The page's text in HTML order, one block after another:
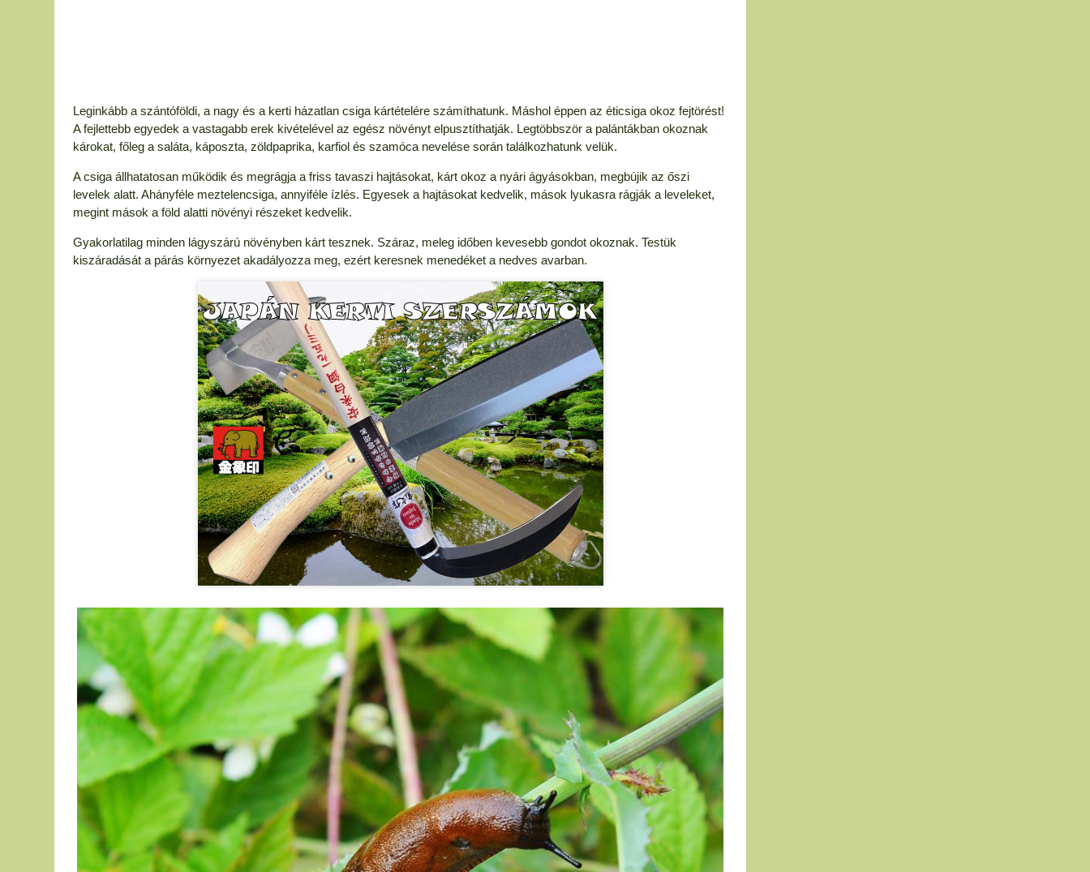
Leginkább a szántóföldi, a nagy és a kerti házatlan csiga kártételére számíthatunk. Máshol éppen az éticsiga okoz fejtörést!
A fejlettebb egyedek a vastagabb erek kivételével az egész növényt elpusztíthatják. Legtöbbször a palántákban okoznak
károkat, főleg a saláta, káposzta, zöldpaprika, karfiol és szamóca nevelése során találkozhatunk velük.
A csiga állhatatosan működik és megrágja a friss tavaszi hajtásokat, kárt okoz a nyári ágyásokban, megbújik az őszi
levelek alatt. Ahányféle meztelencsiga, annyiféle ízlés. Egyesek a hajtásokat kedvelik, mások lyukasra rágják a leveleket,
megint mások a föld alatti növényi részeket kedvelik.
Gyakorlatilag minden lágyszárú növényben kárt tesznek. Száraz, meleg időben kevesebb gondot okoznak. Testük
kiszáradását a párás környezet akadályozza meg, ezért keresnek menedéket a nedves avarban.